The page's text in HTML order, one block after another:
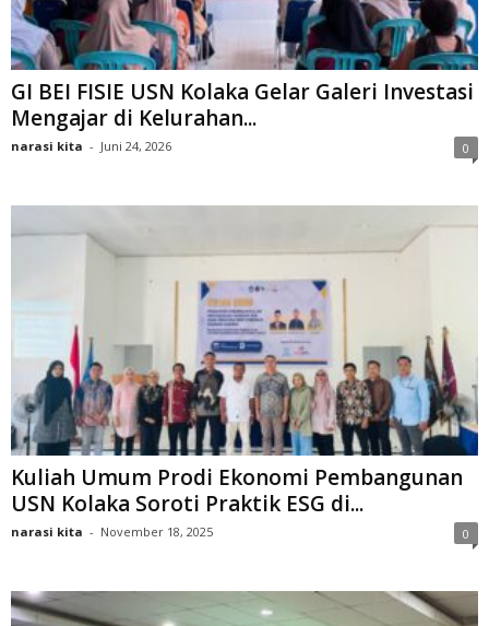
GI BEI FISIE USN Kolaka Gelar Galeri Investasi
Mengajar di Kelurahan...
narasi kita - Juni 24, 2026 0
Kuliah Umum Prodi Ekonomi Pembangunan
USN Kolaka Soroti Praktik ESG di...
narasi kita - November 18, 2025 0